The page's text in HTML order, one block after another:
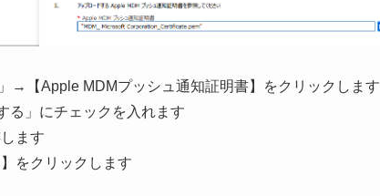
→【Apple MDMプッシュ通知証明書】をクリックします
る」にチェックを入れます
ます
をクリックします